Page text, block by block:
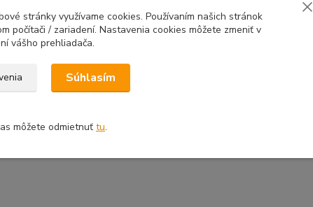
stránky využívame cookies. Používaním našich stránok
počítači / zariadení. Nastavenia cookies môžete zmeniť v
vášho prehliadača.
Súhlasím
môžete odmietnuť tu.